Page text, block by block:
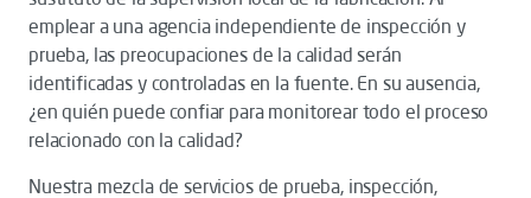
emplear a una agencia independiente de inspección y
prueba, las preocupaciones de la calidad serán
identificadas y controladas en la fuente. En su ausencia,
¿en quién puede confiar para monitorear todo el proceso
relacionado con la calidad?
Nuestra mezcla de servicios de prueba, inspección,